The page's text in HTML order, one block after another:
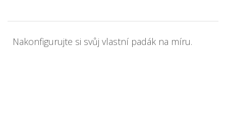
Nakonfigurujte si svůj vlastní padák na míru.